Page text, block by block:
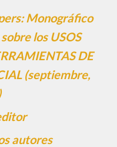
Monográfico
los USOS
DE
(septiembre,
autores